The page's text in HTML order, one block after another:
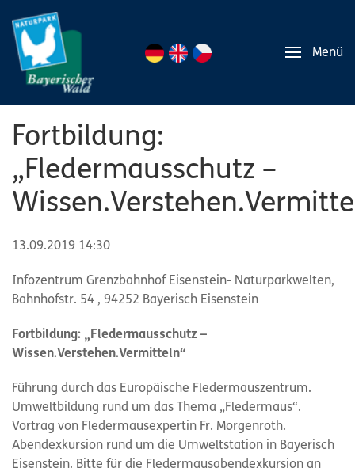
Menü
Fortbildung:
„Fledermausschutz –
13.09.2019 14:30
Infozentrum Grenzbahnhof Eisenstein- Naturparkwelten,
Bahnhofstr. 54 , 94252 Bayerisch Eisenstein
Fortbildung: „Fledermausschutz –
Wissen.Verstehen.Vermitteln“
Führung durch das Europäische Fledermauszentrum.
Umweltbildung rund um das Thema „Fledermaus“.
Vortrag von Fledermausexpertin Fr. Morgenroth.
Abendexkursion rund um die Umweltstation in Bayerisch
Eisenstein. Bitte für die Fledermausabendexkursion an